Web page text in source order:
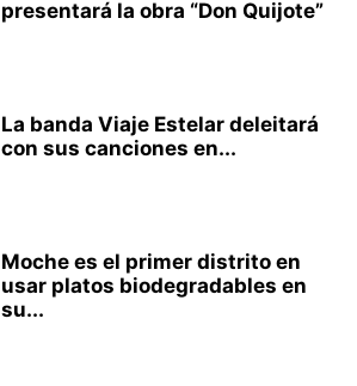
presentará la obra “Don Quijote”
La banda Viaje Estelar deleitará
con sus canciones en...
Moche es el primer distrito en
usar platos biodegradables en
su...